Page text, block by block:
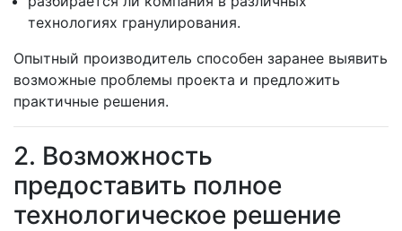
технологиях гранулирования.
Опытный производитель способен заранее выявить
возможные проблемы проекта и предложить
практичные решения.
2. Возможность
предоставить полное
технологическое решение